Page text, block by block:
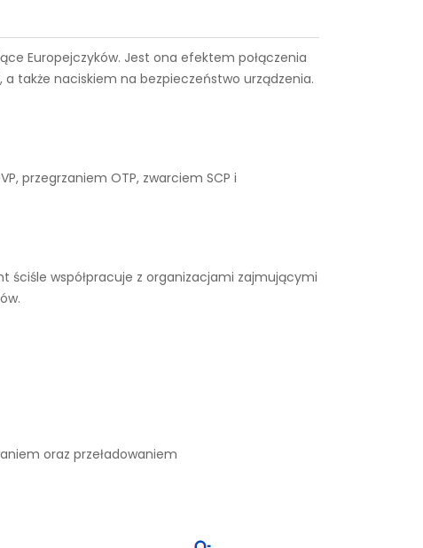
Europejczyków. Jest ona efektem połączenia
także naciskiem na bezpieczeństwo urządzenia.
przegrzaniem OTP, zwarciem SCP i
ściśle współpracuje z organizacjami zajmującymi
oraz przeładowaniem